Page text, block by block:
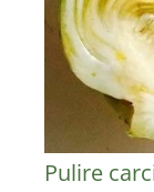
Pulire